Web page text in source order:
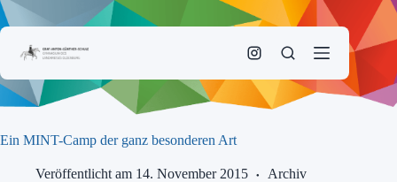
Zum
Inhalt
Ein MINT-Camp der ganz besonderen Art
Veröffentlicht am 14. November 2015 Archiv